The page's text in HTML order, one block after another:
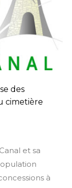
des
cimetière
et sa
à